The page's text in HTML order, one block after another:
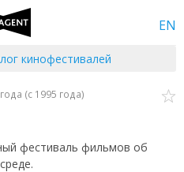
EN
кинофестивалей
(c 1995 года)
фестиваль фильмов об